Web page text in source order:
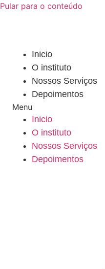
Pular para o conteúdo
Inicio
O instituto
Nossos Serviços
Depoimentos
Menu
Inicio
O instituto
Nossos Serviços
Depoimentos